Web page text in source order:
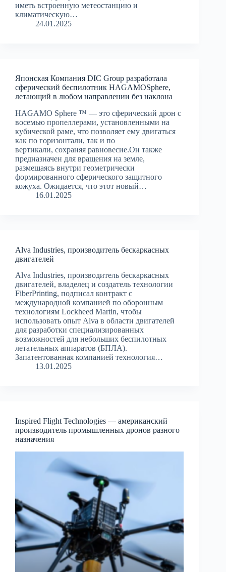
иметь встроенную метеостанцию и
климатическую…
24.01.2025
Японская Компания DIC Group разработала
сферический беспилотник HAGAMOSphere,
летающий в любом направлении без наклона
HAGAMO Sphere ™ — это сферический дрон с
восемью пропеллерами, установленными на
кубической раме, что позволяет ему двигаться
как по горизонтали, так и по
вертикали, сохраняя равновесие.Он также
предназначен для вращения на земле,
размещаясь внутри геометрически
формированного сферического защитного
кожуха. Ожидается, что этот новый…
16.01.2025
Alva Industries, производитель бескаркасных
двигателей
Alva Industries, производитель бескаркасных
двигателей, владелец и создатель технологии
FiberPrinting, подписал контракт с
международной компанией по оборонным
технологиям Lockheed Martin, чтобы
использовать опыт Alva в области двигателей
для разработки специализированных
возможностей для небольших беспилотных
летательных аппаратов (БПЛА).
Запатентованная компанией технология…
13.01.2025
Inspired Flight Technologies — американский
производитель промышленных дронов разного
назначения